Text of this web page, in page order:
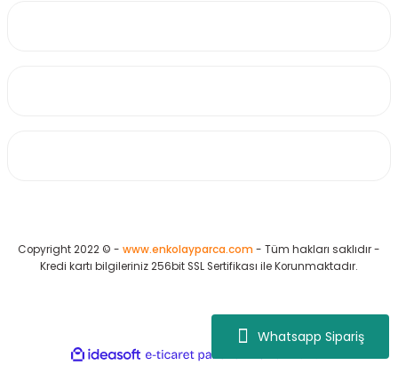
Whatsapp Sipariş
Copyright 2022 © - www.enkolayparca.com - Tüm hakları saklıdır -
Kredi kartı bilgileriniz 256bit SSL Sertifikası ile Korunmaktadır.
ideasoft